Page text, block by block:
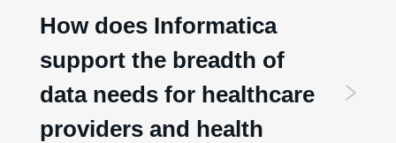
How does Informatica
support the breadth of
data needs for healthcare
providers and health